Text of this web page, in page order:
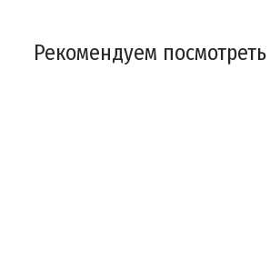
Рекомендуем посмотреть